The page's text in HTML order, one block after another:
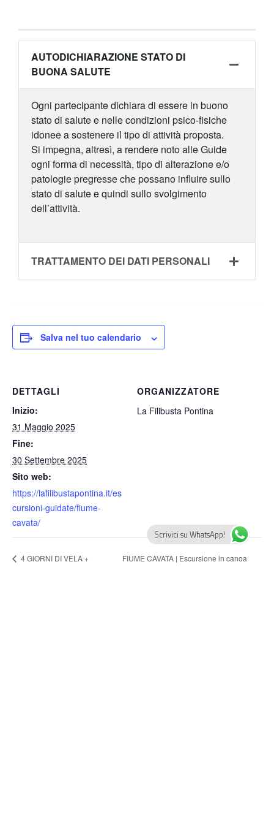
AUTODICHIARAZIONE STATO DI
BUONA SALUTE
Ogni partecipante dichiara di essere in buono
stato di salute e nelle condizioni psico-fisiche
idonee a sostenere il tipo di attività proposta.
Si impegna, altresì, a rendere noto alle Guide
ogni forma di necessità, tipo di alterazione e/o
patologie pregresse che possano influire sullo
stato di salute e quindi sullo svolgimento
dell’attività.
TRATTAMENTO DEI DATI PERSONALI
Salva nel tuo calendario
DETTAGLI
Inizio:
31 Maggio 2025
Fine:
30 Settembre 2025
Sito web:
https://lafilibustapontina.it/es
cursioni-guidate/fiume-
cavata/
ORGANIZZATORE
La Filibusta Pontina
4 GIORNI DI VELA +
FIUME CAVATA | Escursione in canoa
Scrivici su WhatsApp!